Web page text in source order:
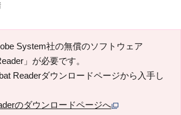
System社の無償のソフトウェア
」が必要です。
Readerダウンロードページから入手し
のダウンロードページへ